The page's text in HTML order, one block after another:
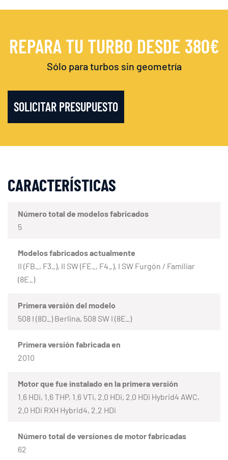
REPARA TU TURBO DESDE 380€
Sólo para turbos sin geometría
SOLICITAR PRESUPUESTO
CARACTERÍSTICAS
Número total de modelos fabricados
5
Modelos fabricados actualmente
II (FB_, F3_), II SW (FE_, F4_), I SW Furgón / Familiar
(8E_)
Primera versión del modelo
508 I (8D_) Berlina, 508 SW I (8E_)
Primera versión fabricada en
2010
Motor que fue instalado en la primera versión
1.6 HDi, 1.6 THP, 1.6 VTi, 2.0 HDi, 2.0 HDi Hybrid4 AWC,
2.0 HDi RXH Hybrid4, 2.2 HDi
Número total de versiones de motor fabricadas
62